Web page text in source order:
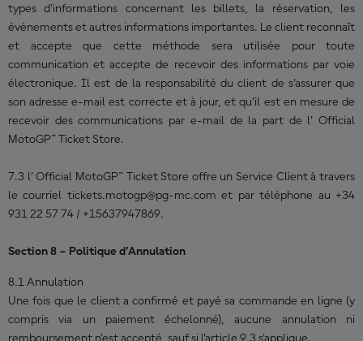
types d’informations concernant les billets, la réservation, les
événements et autres informations importantes. Le client reconnaît
et accepte que cette méthode sera utilisée pour toute
communication et accepte de recevoir des informations par voie
électronique. Il est de la responsabilité du client de s’assurer que
son adresse e-mail est correcte et à jour, et qu’il est en mesure de
recevoir des communications par e-mail de la part de l’ Official
MotoGP™ Ticket Store.
7.3 l’ Official MotoGP™ Ticket Store offre un Service Client à travers
le courriel tickets.motogp@pg-mc.com et par téléphone au +34
931 22 57 74 / +15637947869.
Section 8 – Politique d’Annulation
8.1 Annulation
Une fois que le client a confirmé et payé sa commande en ligne (y
compris via un paiement échelonné), aucune annulation ni